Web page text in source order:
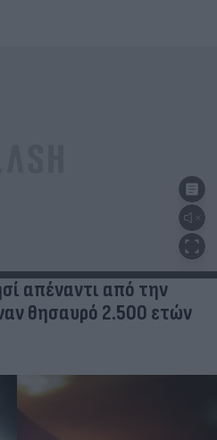
απέναντι από την
θησαυρό 2.500 ετών